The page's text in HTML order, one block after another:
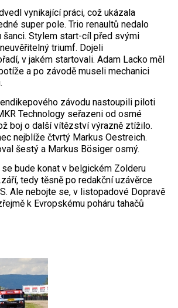
vynikající práci, což ukázala
super pole. Trio renaultů nedalo
šanci. Stylem start-cíl před svými
triumf. Dojeli
v jakém startovali. Adam Lacko měl
a po závodě museli mechanici
závodu nastoupili piloti
Technology seřazeni od osmé
boj o další vítězství výrazně ztížilo.
nejblíže čtvrtý Markus Oestreich.
šestý a Markus Bösiger osmý.
bude konat v belgickém Zolderu
tedy těsně po redakční uzávěrce
Ale nebojte se, v listopadové Dopravě
k Evropskému poháru tahačů